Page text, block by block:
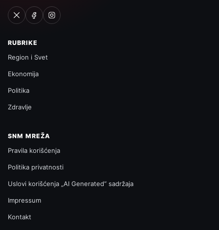
RUBRIKE
Region i Svet
Ekonomija
Politika
Zdravlje
SNM MREŽA
Pravila korišćenja
Politika privatnosti
Uslovi korišćenja „AI Generated“ sadržaja
Impressum
Kontakt